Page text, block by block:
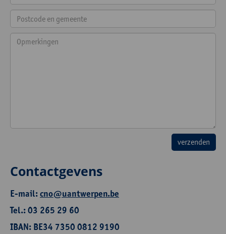
Contactgevens
E-mail:cno@uantwerpen.be
Tel.: 03 265 29 60
IBAN: BE34 7350 0812 9190